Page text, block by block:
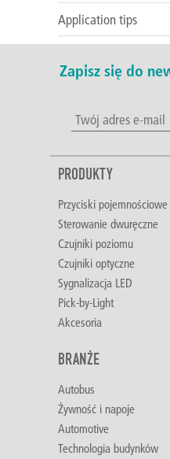
Application tips
Zapisz się do
PRODUKTY
Przyciski pojemnościowe
Sterowanie dwuręczne
Czujniki poziomu
Czujniki optyczne
Sygnalizacja LED
Pick-by-Light
Akcesoria
BRANŻE
Autobus
Żywność i napoje
Automotive
Technologia budynków